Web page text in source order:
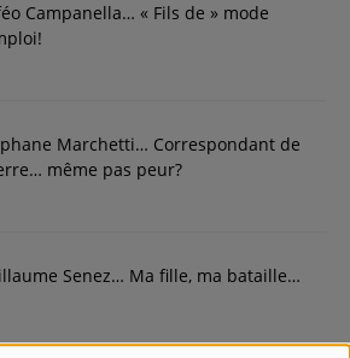
Campanella… « Fils de » mode
Marchetti… Correspondant de
même pas peur?
Senez… Ma fille, ma bataille…